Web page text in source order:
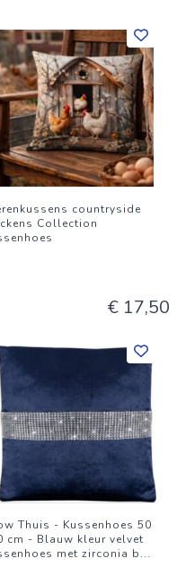
countryside
Collection
€ 17,50
Thuis - Kussenhoes 50
cm - Blauw kleur velvet
met zirconia b...